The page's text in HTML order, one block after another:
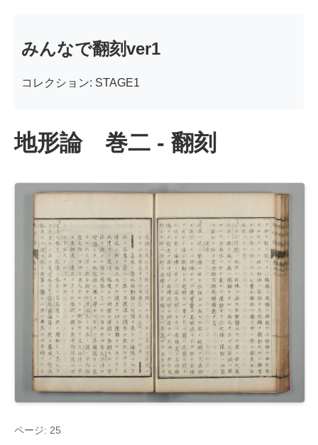
みんなで翻刻ver1
コレクション: STAGE1
地形論 巻二 - 翻刻
ページ: 25